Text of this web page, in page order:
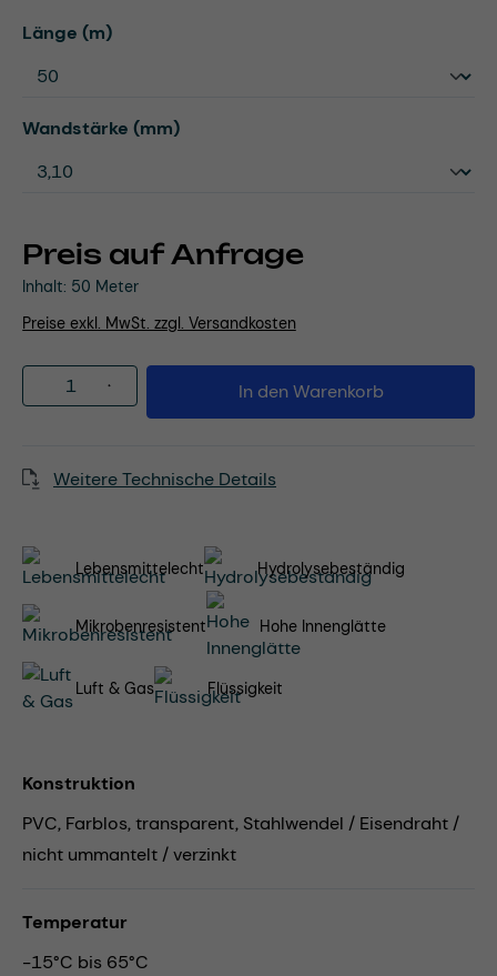
Preis auf Anfrage
Inhalt: 50 Meter
Preise exkl. MwSt. zzgl. Versandkosten
Länge (m)auswählen
Wandstärke (mm)auswählen
Produkt Anzahl: Gib den gewünschten
In den Warenkorb
Weitere Technische Details
Lebensmittelecht Hydrolysebeständig
Mikrobenresistent Hohe Innenglätte
Luft & Gas Flüssigkeit
Konstruktion
PVC, Farblos, transparent, Stahlwendel / Eisendraht /
nicht ummantelt / verzinkt
Temperatur
-15°C bis 65°C